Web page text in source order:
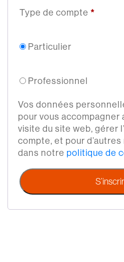
Type de compte *
Particulier
Professionnel
Vos données
pour vous accompagner
visite du site web, gérer
compte, et pour
dans notre politique de